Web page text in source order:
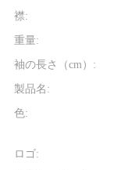
襟:
重量:
袖の長さ（cm）:
製品名:
色:
ロゴ: